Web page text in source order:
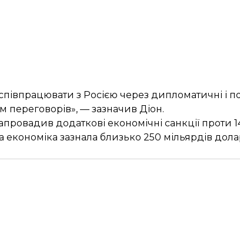
з Росією через дипломатичні і
переговорів», — зазначив Діон.
додаткові економічні санкції
економіка зазнала близько 250 мільярдів